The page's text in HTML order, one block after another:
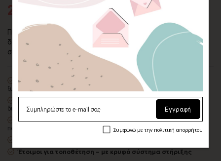
27,95€
Πίνακας καμβάς "Hello Dino". Ένα πορτοκαλί μικρό
δεινοσαυράκι θα γίνει η καλύτερη παρέα του μικρού σας,
σκορπίζοντας χαμόγελα!
100% πιστοποιημένος βαμβακερός καμβάςσε τελάρο φυσικής
ξυλείας
Οικολογική εκτύπωσημε μελάνια νερού latex, χωρίς χημικούς
διαλύτες και οσμές
Δυνατότητα προσθήκηςξύλινης διακοσμητικής κορνίζαςμε
πολλές επιλογές
Έτοιμοι για τοποθέτηση – με κρυφό σύστημα στήριξης
Εγγραφή
Συμφωνώ με την πολιτική απορρήτου